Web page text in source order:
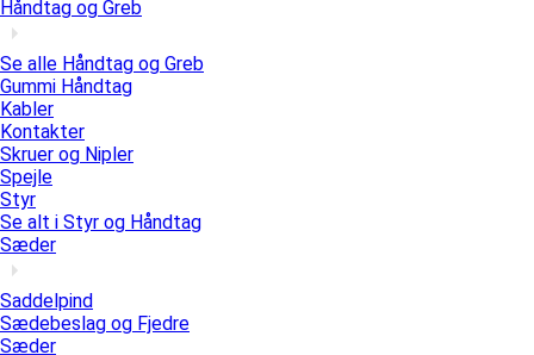
Håndtag og Greb
Se alle Håndtag og Greb
Gummi Håndtag
Kabler
Kontakter
Skruer og Nipler
Spejle
Styr
Se alt i Styr og Håndtag
Sæder
Saddelpind
Sædebeslag og Fjedre
Sæder